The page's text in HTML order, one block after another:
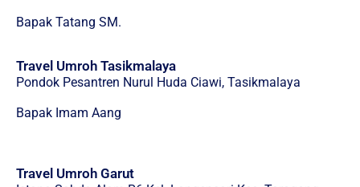
Bapak Tatang SM.
Travel Umroh Tasikmalaya
Pondok Pesantren Nurul Huda Ciawi, Tasikmalaya
Bapak Imam Aang
Travel Umroh Garut